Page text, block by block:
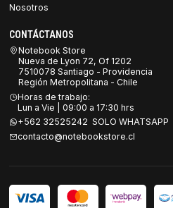
Nosotros
CONTÁCTANOS
Notebook Store
Nueva de Lyon 72, Of 1202
7510078 Santiago - Providencia
Región Metropolitana - Chile
Horas de trabajo:
Lun a Vie | 09:00 a 17:30 hrs
+562 32525242 SOLO WHATSAPP
contacto@notebookstore.cl